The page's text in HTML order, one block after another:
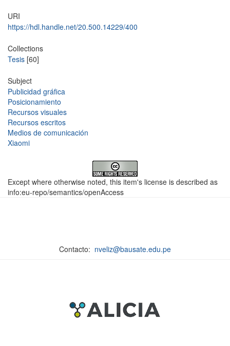
URI
https://hdl.handle.net/20.500.14229/400
Collections
Tesis [60]
Subject
Publicidad gráfica
Posicionamiento
Recursos visuales
Recursos escritos
Medios de comunicación
Xiaomi
Except where otherwise noted, this item's license is described as
info:eu-repo/semantics/openAccess
Contacto: nveliz@bausate.edu.pe